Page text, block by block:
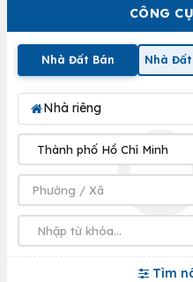
CÔNG
Nhà Đất Bán Nhà Đất
Nhà riêng
Tìm